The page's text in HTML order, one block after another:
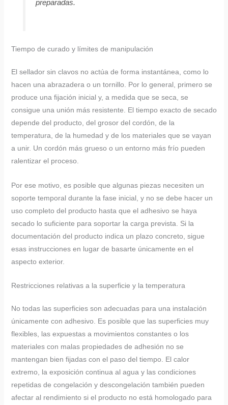
preparadas.
Tiempo de curado y límites de manipulación
El sellador sin clavos no actúa de forma instantánea, como lo
hacen una abrazadera o un tornillo. Por lo general, primero se
produce una fijación inicial y, a medida que se seca, se
consigue una unión más resistente. El tiempo exacto de secado
depende del producto, del grosor del cordón, de la
temperatura, de la humedad y de los materiales que se vayan
a unir. Un cordón más grueso o un entorno más frío pueden
ralentizar el proceso.
Por ese motivo, es posible que algunas piezas necesiten un
soporte temporal durante la fase inicial, y no se debe hacer un
uso completo del producto hasta que el adhesivo se haya
secado lo suficiente para soportar la carga prevista. Si la
documentación del producto indica un plazo concreto, sigue
esas instrucciones en lugar de basarte únicamente en el
aspecto exterior.
Restricciones relativas a la superficie y la temperatura
No todas las superficies son adecuadas para una instalación
únicamente con adhesivo. Es posible que las superficies muy
flexibles, las expuestas a movimientos constantes o los
materiales con malas propiedades de adhesión no se
mantengan bien fijadas con el paso del tiempo. El calor
extremo, la exposición continua al agua y las condiciones
repetidas de congelación y descongelación también pueden
afectar al rendimiento si el producto no está homologado para